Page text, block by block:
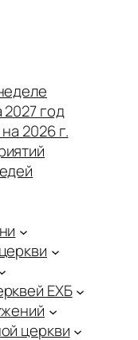
2027 год
2026 г.
ЕХБ
церкви